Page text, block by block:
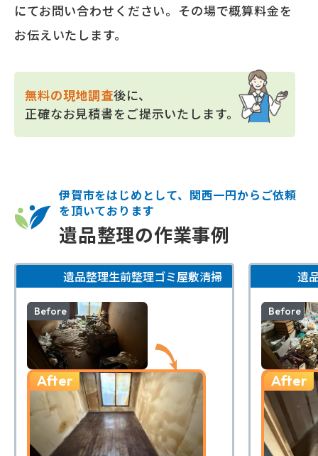
にてお問い合わせください。その場で概算料金を
お伝えいたします。
無料の現地調査後に、
正確なお見積書をご提示いたします。
伊賀市をはじめとして、関西一円からご依頼
を頂いております
遺品整理の作業事例
遺品整理生前整理ゴミ屋敷清掃
Before
After
遺
Before
After